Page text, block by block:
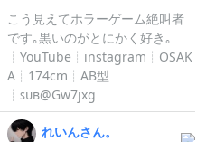
こう見えてホラーゲーム絶叫者
です｡黒いのがとにかく好き｡
┊︎YouTube┊︎instagram┊︎OSAK
A┊︎174cm┊︎AB型
┊︎ꜱᴜʙ@Gw7jxg
れいんさん。